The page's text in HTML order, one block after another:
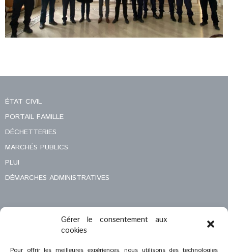
Gérer le consentement aux
cookies
Pour offrir les meilleures expériences, nous utilisons des technologies
ÉTAT CIVIL
PORTAIL FAMILLE
DÉCHETTERIES
MARCHÉS PUBLICS
PLUI
DÉMARCHES ADMINISTRATIVES
MENTIONS LÉGALES